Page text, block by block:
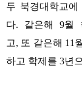
두 북경대학교
다. 같은해 9월
고, 또 같은해 11
하고 학제를 3년